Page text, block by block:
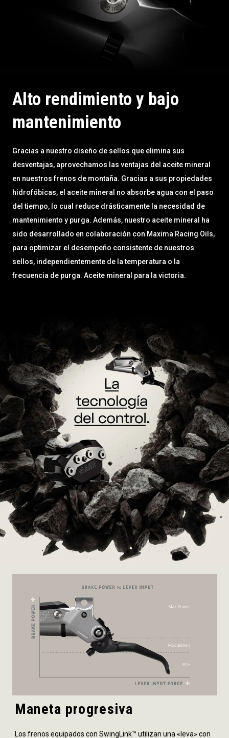
Alto rendimiento y bajo
mantenimiento
Gracias a nuestro diseño de sellos que elimina sus
desventajas, aprovechamos las ventajas del aceite mineral
en nuestros frenos de montaña. Gracias a sus propiedades
hidrofóbicas, el aceite mineral no absorbe agua con el paso
del tiempo, lo cual reduce drásticamente la necesidad de
mantenimiento y purga. Además, nuestro aceite mineral ha
sido desarrollado en colaboración con Maxima Racing Oils,
para optimizar el desempeño consistente de nuestros
sellos, independientemente de la temperatura o la
frecuencia de purga. Aceite mineral para la victoria.
Maneta progresiva
Los frenos equipados con SwingLink™ utilizan una «leva» con